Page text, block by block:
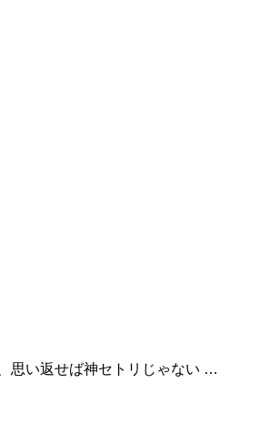
思い返せば神セトリじゃない …